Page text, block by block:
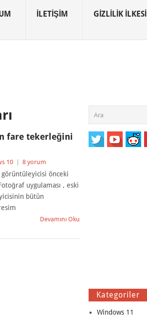
İLETIŞIM GIZLILIK İLKESI
fare tekerleğini
10 8 yorum
görüntüleyicisi önceki
uygulaması , eski
bütün
Devamını Oku
Kategoriler
Windows 11